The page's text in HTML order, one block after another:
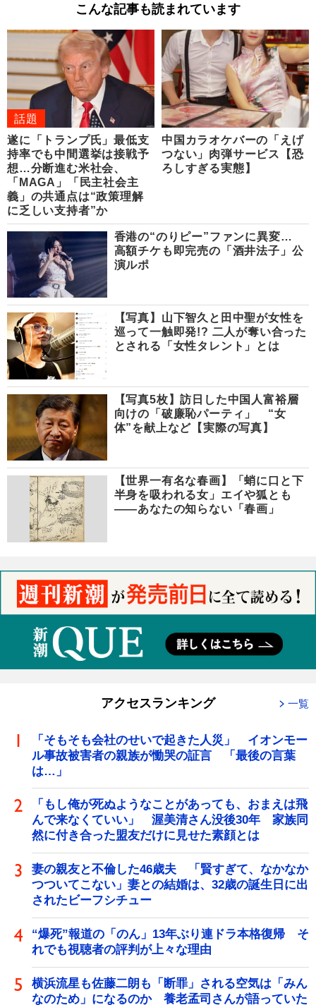
こんな記事も読まれています
話題
遂に「トランプ氏」最低支
持率でも中間選挙は接戦予
想…分断進む米社会、
「MAGA」「民主社会主
義」の共通点は“政策理解
に乏しい支持者”か
中国カラオケバーの「えげ
つない」肉弾サービス【恐
ろしすぎる実態】
香港の“のりピー”ファンに異変…
高額チケも即完売の「酒井法子」公
演ルポ
【写真】山下智久と田中聖が女性を
巡って一触即発!? 二人が奪い合った
とされる「女性タレント」とは
【写真5枚】訪日した中国人富裕層
向けの「破廉恥パーティ」 “女
体”を献上など【実際の写真】
【世界一有名な春画】「蛸に口と下
半身を吸われる女」エイや狐とも
――あなたの知らない「春画」
アクセスランキング 一覧
「そもそも会社のせいで起きた人災」 イオンモー
ル事故被害者の親族が慟哭の証言 「最後の言葉
は…」
「もし俺が死ぬようなことがあっても、おまえは飛
んで来なくていい」 渥美清さん没後30年 家族同
然に付き合った盟友だけに見せた素顔とは
妻の親友と不倫した46歳夫 「賢すぎて、なかなか
つついてこない」妻との結婚は、32歳の誕生日に出
されたビーフシチュー
“爆死”報道の「のん」13年ぶり連ドラ本格復帰 そ
れでも視聴者の評判が上々な理由
横浜流星も佐藤二朗も「断罪」される空気は「みん
なのため」になるのか 養老孟司さんが語っていた